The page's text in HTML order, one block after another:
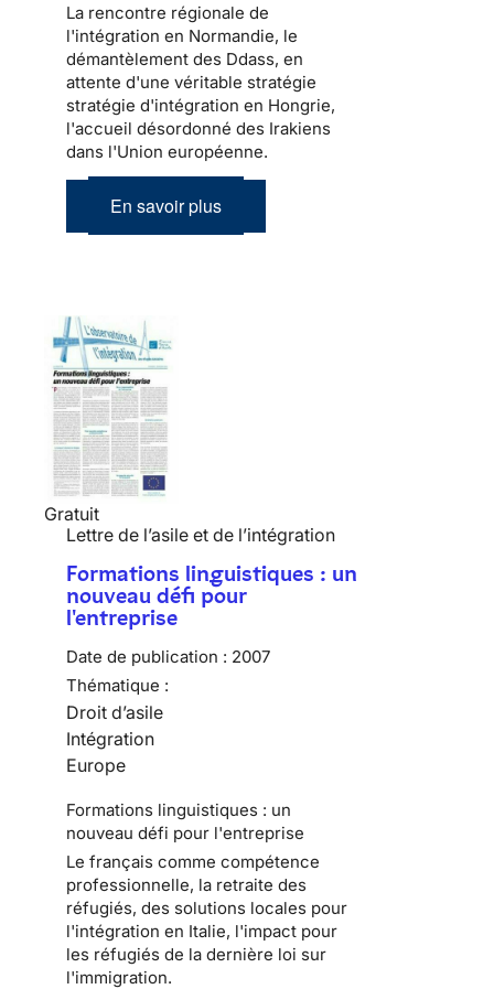
La rencontre régionale de
l'intégration en Normandie, le
démantèlement des Ddass, en
attente d'une véritable stratégie
stratégie d'intégration en Hongrie,
l'accueil désordonné des Irakiens
dans l'Union européenne.
En savoir plus
Gratuit
Lettre de l’asile et de l’intégration
Formations linguistiques : un
nouveau défi pour
l'entreprise
Date de publication : 2007
Thématique :
Droit d’asile
Intégration
Europe
Formations linguistiques : un
nouveau défi pour l'entreprise
Le français comme compétence
professionnelle, la retraite des
réfugiés, des solutions locales pour
l'intégration en Italie, l'impact pour
les réfugiés de la dernière loi sur
l'immigration.